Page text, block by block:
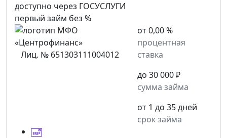
доступно через ГОСУСЛУГИ
первый займ без %
Лиц. № 651303111004012
от 0,00 %
процентная
ставка
до 30 000 ₽
сумма займа
от 1 до 35 дней
срок займа